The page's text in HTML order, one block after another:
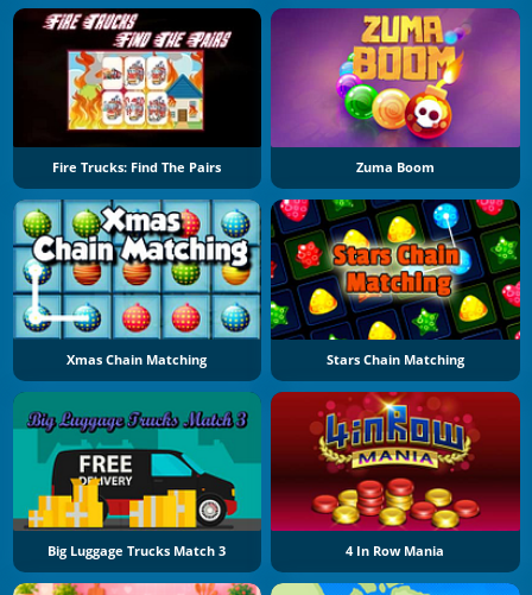
Fire Trucks: Find The Pairs Zuma Boom
Xmas Chain Matching Stars Chain Matching
Big Luggage Trucks Match 3 4 In Row Mania